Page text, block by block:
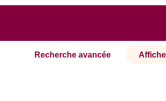
Recherche avancée